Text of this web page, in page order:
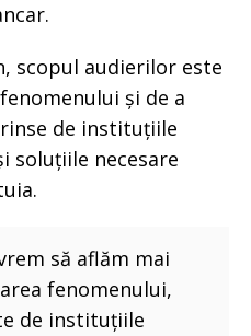
scopul audierilor este
și de a
de instituțiile
soluțiile necesare
să aflăm mai
fenomenului,
de instituțiile